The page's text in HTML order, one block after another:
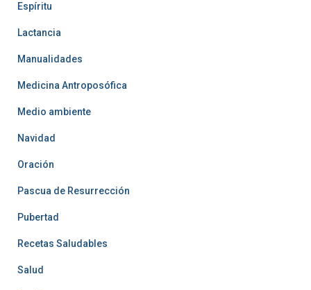
Espíritu
Lactancia
Manualidades
Medicina Antroposófica
Medio ambiente
Navidad
Oración
Pascua de Resurrección
Pubertad
Recetas Saludables
Salud